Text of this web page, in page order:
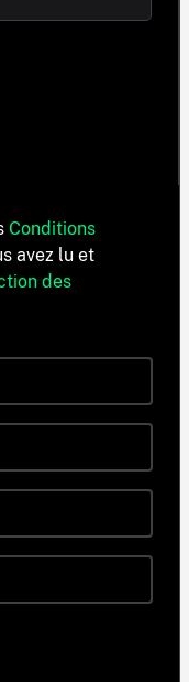
Conditions
avez lu et
des